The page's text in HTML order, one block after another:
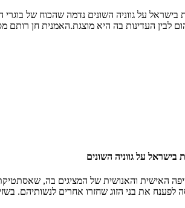
על גווניה השונים נדמה שהכוח של
לבין העדינות בה היא מוצגת.האמנית חן
על גווניה השונים
האישית והאנושית של המציגים בה,
את בני הזוג שחזרו אחרים לנשותיהם.